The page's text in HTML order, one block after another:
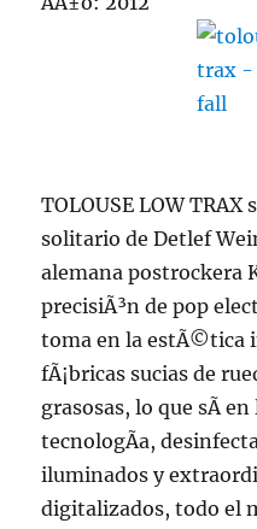
TOLOUSE LOW
solitario de Detlef
alemana postrockera
precisiÃ³n de pop
toma en la estÃ©tica
fÃ¡bricas sucias de
grasosas, lo que sÃ­
tecnologÃ­a,
iluminados y
digitalizados, todo el